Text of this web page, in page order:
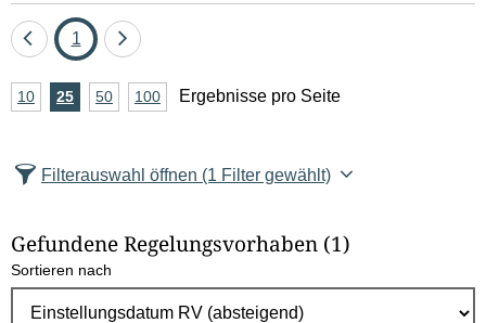
Eine
zurück
Seite
1
Eine
vor
A
z
l
E
10Ergebnisse
25Ergebnisse
50Ergebnisse
100Ergebnisse
Ergebnisse pro Seite
Filterauswahl öffnen (1 Filter gewählt)
Gefundene Regelungsvorhaben (1)
Sortieren nach